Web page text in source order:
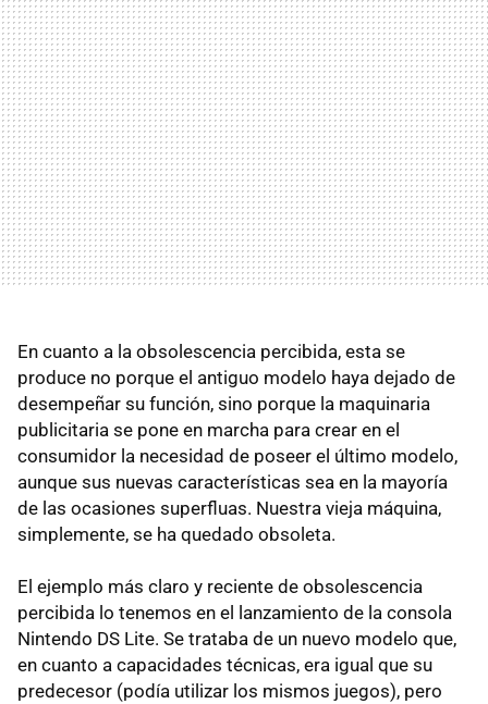
En cuanto a la obsolescencia percibida, esta se
produce no porque el antiguo modelo haya dejado de
desempeñar su función, sino porque la maquinaria
publicitaria se pone en marcha para crear en el
consumidor la necesidad de poseer el último modelo,
aunque sus nuevas características sea en la mayoría
de las ocasiones superfluas. Nuestra vieja máquina,
simplemente, se ha quedado obsoleta.
El ejemplo más claro y reciente de obsolescencia
percibida lo tenemos en el lanzamiento de la consola
Nintendo DS Lite. Se trataba de un nuevo modelo que,
en cuanto a capacidades técnicas, era igual que su
predecesor (podía utilizar los mismos juegos), pero